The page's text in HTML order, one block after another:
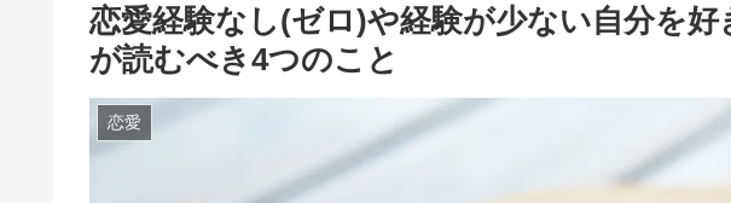
恋愛経験なし(ゼロ)や経験が少ない自分を
が読むべき4つのこと
恋愛